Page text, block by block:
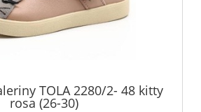
TOLA 2280/2- 48 kitty
rosa (26-30)